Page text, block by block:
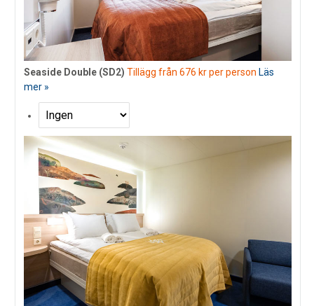
Seaside Double (SD2) Tillägg från 676 kr per person Läs
mer »